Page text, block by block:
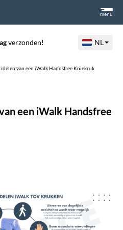
menu
verzonden! NL
van een iWalk Handsfree Kniekruk
een iWalk Handsfree